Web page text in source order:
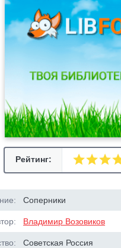
Рейтинг:
Соперники
Владимир Возовиков
Советская Россия